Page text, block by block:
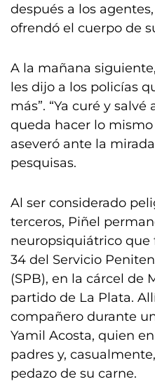
después a los
ofrendó el cuerpo de
A la mañana
les dijo a los policías
más”. “Ya curé y
queda hacer lo
aseveró ante la
pesquisas.
Al ser considerado
terceros, Piñel
neuropsiquiátrico que
34 del Servicio
(SPB), en la cárcel de
partido de La Plata.
compañero durante
Yamil Acosta, quien
padres y,
pedazo de su carne.